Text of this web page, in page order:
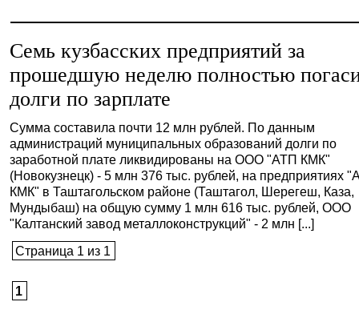
Семь кузбасских предприятий за
прошедшую неделю полностью
долги по зарплате
Сумма составила почти 12 млн рублей. По данным
администраций муниципальных образований долги по
заработной плате ликвидированы на ООО "АТП КМК"
(Новокузнецк) - 5 млн 376 тыс. рублей, на предприятиях
КМК" в Таштагольском районе (Таштагол, Шерегеш, Каза,
Мундыбаш) на общую сумму 1 млн 616 тыс. рублей, ООО
"Калтанский завод металлоконструкций" - 2 млн [...]
Страница 1 из 1
1